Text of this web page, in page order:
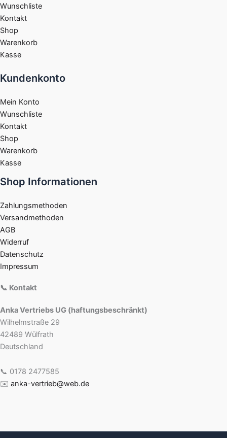
Wunschliste
Kontakt
Shop
Warenkorb
Kasse
Kundenkonto
Mein Konto
Wunschliste
Kontakt
Shop
Warenkorb
Kasse
Shop Informationen
Zahlungsmethoden
Versandmethoden
AGB
Widerruf
Datenschutz
Impressum
📞 Kontakt
Anka Vertriebs UG (haftungsbeschränkt)
Wilhelmstraße 29
42489 Wülfrath
Deutschland
📞 0178 2477585
✉️ anka-vertrieb@web.de